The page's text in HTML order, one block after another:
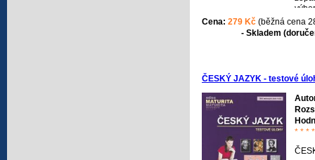
Cena: 279 Kč (běžná cena
- Skladem
ČESKÝ JAZYK - testové
* * *